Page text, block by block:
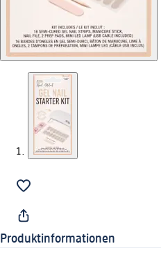
Produktinformationen